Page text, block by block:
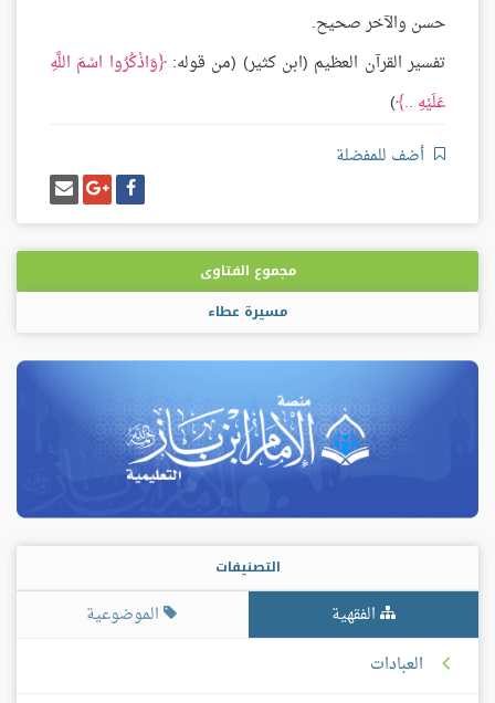
حسن والآخر صحيح.
تفسير القرآن العظيم (ابن كثير) (من قوله: وَاذْكُرُوا اسْمَ اللَّهِ
عَلَيْهِ .. )
أضف للمفضلة
شارك
على
فيسبوك
شارك
على
غوغل
بلس
إرسل
إيميل
مجموع الفتاوى
مسيرة عطاء
التصنيفات
الفقهية
الموضوعية
العبادات